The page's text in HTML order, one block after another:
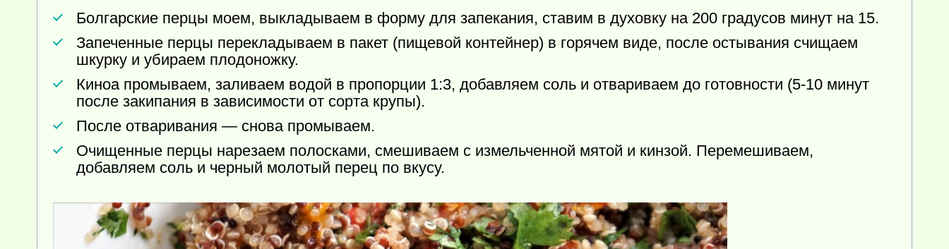
Болгарские перцы моем, выкладываем в форму для запекания, ставим в духовку на 200 градусов минут на 15.
Запеченные перцы перекладываем в пакет (пищевой контейнер) в горячем виде, после остывания счищаем
шкурку и убираем плодоножку.
Киноа промываем, заливаем водой в пропорции 1:3, добавляем соль и отвариваем до готовности (5-10 минут
после закипания в зависимости от сорта крупы).
После отваривания — снова промываем.
Очищенные перцы нарезаем полосками, смешиваем с измельченной мятой и кинзой. Перемешиваем,
добавляем соль и черный молотый перец по вкусу.